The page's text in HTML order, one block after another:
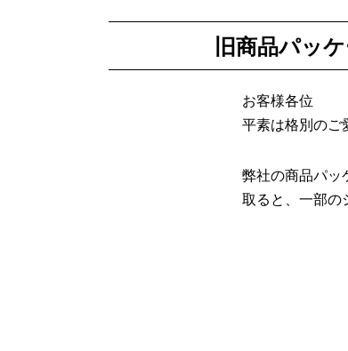
旧商品パッ
お客様各位
平素は格別のご
弊社の商品パッ
取ると、一部の